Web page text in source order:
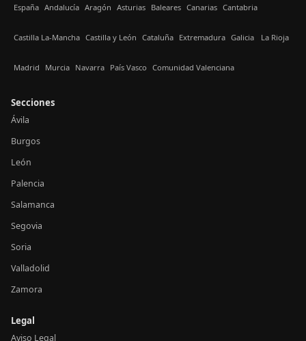
España Andalucía Aragón Asturias Baleares Canarias Cantabria
Castilla La-Mancha Castilla y León Cataluña Extremadura Galicia La Rioja
Madrid Murcia Navarra País Vasco Comunidad Valenciana
Secciones
Ávila
Burgos
León
Palencia
Salamanca
Segovia
Soria
Valladolid
Zamora
Legal
Aviso Legal